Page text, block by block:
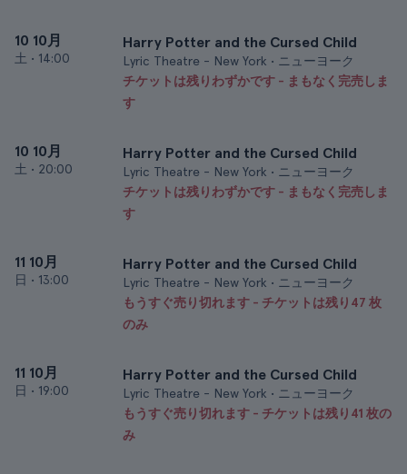
10 10月
土 • 14:00
Harry Potter and the Cursed Child
Lyric Theatre - New York • ニューヨーク
チケットは残りわずかです - まもなく完売しま
す
10 10月
土 • 20:00
Harry Potter and the Cursed Child
Lyric Theatre - New York • ニューヨーク
チケットは残りわずかです - まもなく完売しま
す
11 10月
日 • 13:00
Harry Potter and the Cursed Child
Lyric Theatre - New York • ニューヨーク
もうすぐ売り切れます - チケットは残り47 枚
のみ
11 10月
日 • 19:00
Harry Potter and the Cursed Child
Lyric Theatre - New York • ニューヨーク
もうすぐ売り切れます - チケットは残り41 枚の
み